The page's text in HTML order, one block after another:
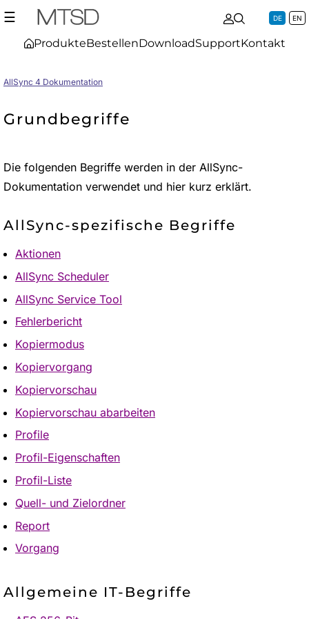
☰
ProdukteBestellenDownloadSupportKontakt
DE EN
AllSync 4 Dokumentation
Grundbegriffe
Die folgenden Begriffe werden in der AllSync-
Dokumentation verwendet und hier kurz erklärt.
AllSync-spezifische Begriffe
Aktionen
AllSync Scheduler
AllSync Service Tool
Fehlerbericht
Kopiermodus
Kopiervorgang
Kopiervorschau
Kopiervorschau abarbeiten
Profile
Profil-Eigenschaften
Profil-Liste
Quell- und Zielordner
Report
Vorgang
Allgemeine IT-Begriffe